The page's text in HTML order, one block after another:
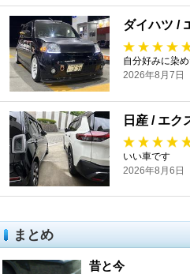
ダイハツ /
自分好みに染
2026年8月7日
日産 / エク
いい車です
2026年8月6日
まとめ
昔と今